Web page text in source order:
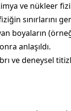
ve nükleer
sınırlarını
boyaların
anlaşıldı.
ve deneysel